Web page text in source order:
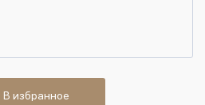
В избранное